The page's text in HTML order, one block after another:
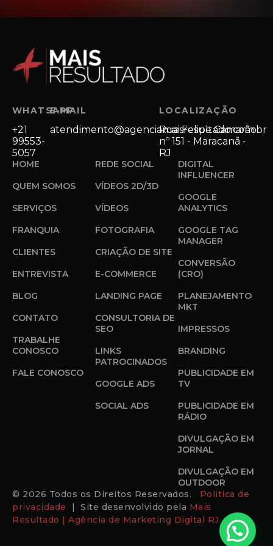
WHATSAPP
+21
99553-
5057
E-MAIL
atendimento@agenciamaisresultado.com.br
LOCALIZAÇÃO
Rua Felipe Camarão
nº 151 - Maracanã -
RJ
HOME
QUEM SOMOS
SERVIÇOS
FRANQUIA
CLIENTES
ENTREVISTA
BLOG
CONTATO
TRABALHE
CONOSCO
FALE CONOSCO
REDE SOCIAL
VÍDEOS 2D/3D
VÍDEOS
FOTOGRAFIA
CRIAÇÃO DE SITE
E-COMMERCE
LANDING PAGE
CONSULTORIA DE
SEO
LINKS
PATROCINADOS
GOOGLE ADS
SOCIAL ADS
DIGITAL
INFLUENCER
GOOGLE
ANALYTICS
GOOGLE TAG
MANAGER
CONVERSÃO
(CRO)
PLANEJAMENTO
MKT
IMPRESSOS
BRANDING
PUBLICIDADE EM
TV
PUBLICIDADE EM
RÁDIO
DIVULGAÇÃO EM
JORNAL
DIVULGAÇÃO EM
OUTDOOR
© 2026 Todos os Direitos Reservados. Politica de
privacidade
| Site desenvolvido pela Mais
Resultado | Agência de Marketing Digital RJ.